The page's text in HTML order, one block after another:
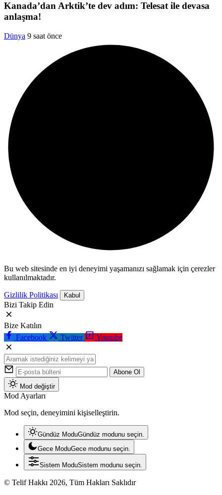
Kanada’dan Arktik’te dev adım: Telesat ile devasa
anlaşma!
Dünya 9 saat önce
Bu web sitesinde en iyi deneyimi yaşamanızı sağlamak için çerezler
kullanılmaktadır.
Gizlilik Politikası Kabul
Bizi Takip Edin
Bize Katılın
Facebook
Twitter Youtube
Abone Ol
Mod değiştir
Mod Ayarları
Mod seçin, deneyimini kişiselleştirin.
Gündüz ModuGündüz modunu seçin.
Gece ModuGece modunu seçin.
Sistem ModuSistem modunu seçin.
© Telif Hakkı 2026, Tüm Hakları Saklıdır